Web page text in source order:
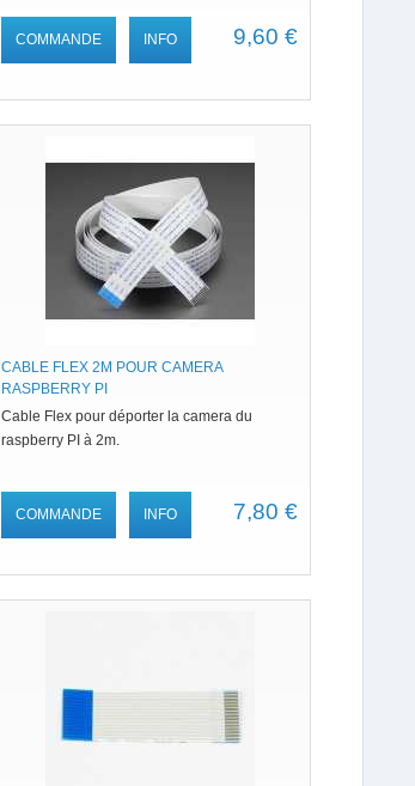
9,60 €
COMMANDE INFO
CABLE FLEX 2M POUR CAMERA
RASPBERRY PI
Cable Flex pour déporter la camera du
raspberry PI à 2m.
7,80 €
COMMANDE INFO